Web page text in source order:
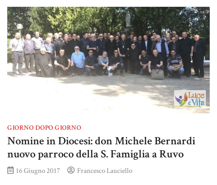
GIORNO DOPO GIORNO
Nomine in Diocesi: don Michele Bernardi
nuovo parroco della S. Famiglia a Ruvo
16 Giugno 2017 Francesco Lauciello